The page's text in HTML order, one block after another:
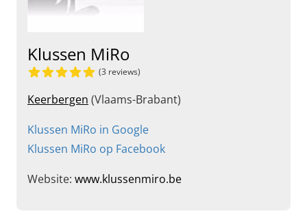
Klussen MiRo
(3 reviews)
Keerbergen (Vlaams-Brabant)
Klussen MiRo in Google
Klussen MiRo op Facebook
Website: www.klussenmiro.be